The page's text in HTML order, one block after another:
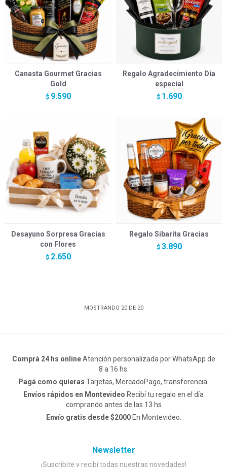
Canasta Gourmet Gracias
Gold
$ 9.590
Regalo Agradecimiento Día
especial
$ 1.690
Desayuno Sorpresa Gracias
con Flores
$ 2.650
Regalo Sibarita Gracias
$ 3.890
MOSTRANDO 20DE 20
Comprá 24 hs onlineAtención personalizada por WhatsApp de
8 a 16 hs.
Pagá como quieras Tarjetas, MercadoPago, transferencia.
Envíos rápidos en Montevideo Recibí tu regalo en el día
comprando antes de las 13 hs
Envío gratis desde $2000En Montevideo.
Newsletter
¡Suscribite y recibí todas nuestras novedades!